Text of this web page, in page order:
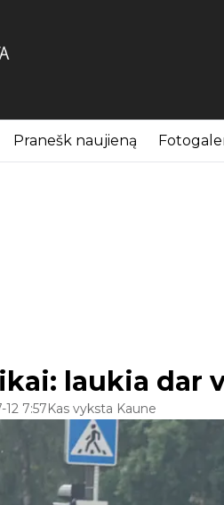
Pranešk naujieną
laukia dar
7:57Kas vyksta Kaune